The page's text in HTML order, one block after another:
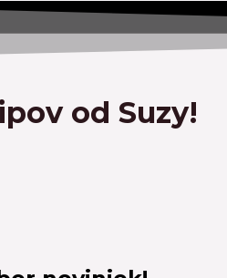
od Suzy!